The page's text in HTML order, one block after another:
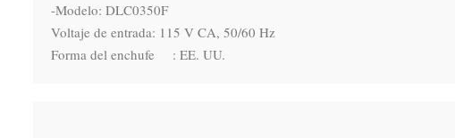
-Modelo: DLC0350F
Voltaje de entrada: 115 V CA, 50/60 Hz
Forma del enchufe    : EE. UU.